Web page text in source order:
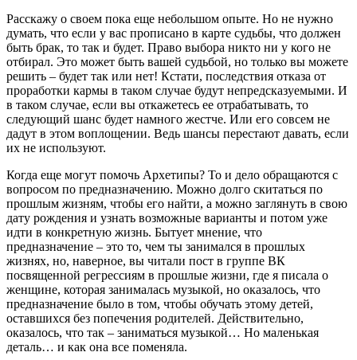
Расскажу о своем пока еще небольшом опыте. Но не нужно
думать, что если у вас прописано в карте судьбы, что должен
быть брак, то так и будет. Право выбора никто ни у кого не
отбирал. Это может быть вашей судьбой, но только вы можете
решить – будет так или нет! Кстати, последствия отказа от
проработки кармы в таком случае будут непредсказуемыми. И
в таком случае, если вы откажетесь ее отрабатывать, то
следующий шанс будет намного жестче. Или его совсем не
дадут в этом воплощении. Ведь шансы перестают давать, если
их не используют.
Когда еще могут помочь Архетипы? То и дело обращаются с
вопросом по предназначению. Можно долго скитаться по
прошлым жизням, чтобы его найти, а можно заглянуть в свою
дату рождения и узнать возможные варианты и потом уже
идти в конкретную жизнь. Бытует мнение, что
предназначение – это то, чем ты занимался в прошлых
жизнях, но, наверное, вы читали пост в группе ВК
посвященной регрессиям в прошлые жизни, где я писала о
женщине, которая занималась музыкой, но оказалось, что
предназначение было в том, чтобы обучать этому детей,
оставшихся без попечения родителей. Действительно,
оказалось, что так – заниматься музыкой… Но маленькая
деталь… и как она все поменяла.